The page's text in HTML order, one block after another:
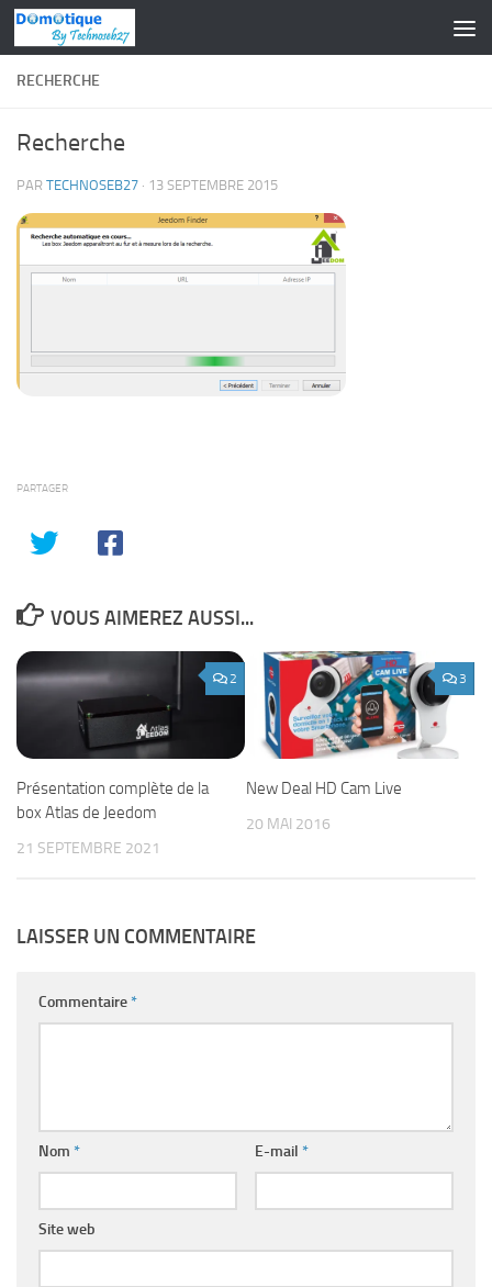
Skip to content
RECHERCHE
Recherche
PAR TECHNOSEB27 · 13 SEPTEMBRE 2015
PARTAGER
VOUS AIMEREZ AUSSI...
2
Présentation complète de la
box Atlas de Jeedom
21 SEPTEMBRE 2021
3
New Deal HD Cam Live
20 MAI 2016
LAISSER UN COMMENTAIRE
Commentaire*
Nom * E-mail *
Site web